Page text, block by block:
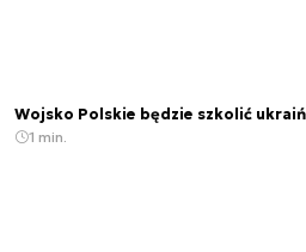
Wojsko Polskie będzie szkolić
1 min.